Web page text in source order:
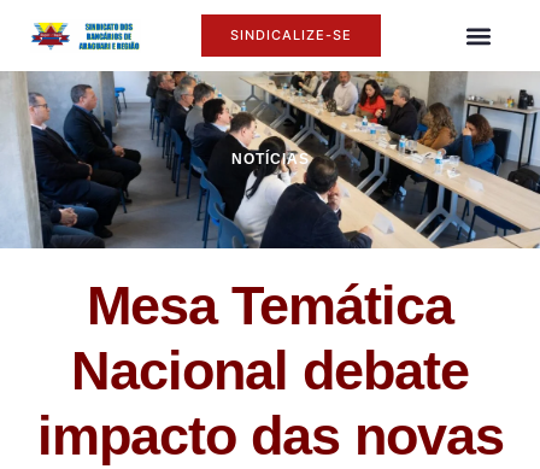
SINDICALIZE-SE
NOTÍCIAS
Mesa Temática
Nacional debate
impacto das novas